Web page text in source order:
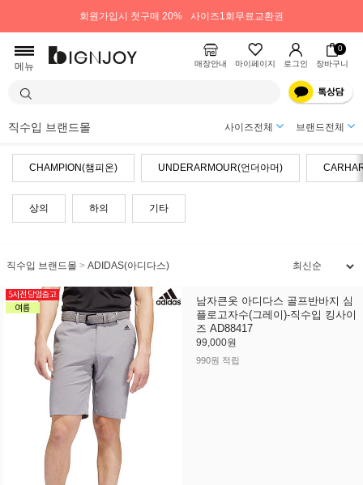
회원가입시 첫구매 20% 사이즈1회무료교환권
메뉴 매장안내 마이페이지 로그인
0
장바구니
직수입 브랜드몰 사이즈전체 브랜드전체
CHAMPION(챔피온) UNDERARMOUR(언더아머)
상의 하의 기타
직수입 브랜드몰 > ADIDAS(아디다스)
남자큰옷 아디다스 골프반바지 심
플로고자수(그레이)-직수입 킹사이
즈 AD88417
99,000원
990원 적립